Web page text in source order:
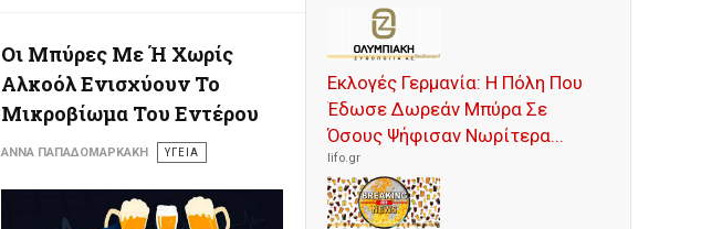
Οι Μπύρες Με Ή Χωρίς
Αλκοόλ Ενισχύουν Το
Μικροβίωμα Του Εντέρου
ΆΝΝΑ ΠΑΠΑΔΟΜΑΡΚΆΚΗ ΥΓΕΙΑ
Εκλογές Γερμανία: Η Πόλη Που
Έδωσε Δωρεάν Μπύρα Σε
Όσους Ψήφισαν Νωρίτερα...
lifo.gr